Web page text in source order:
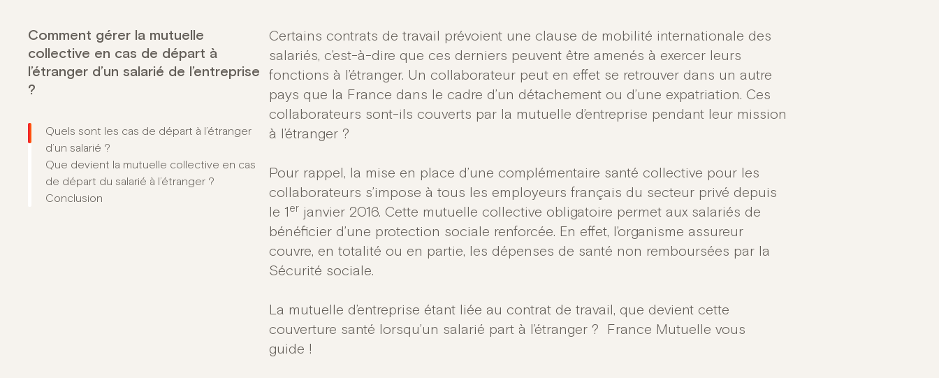
Comment gérer la mutuelle
collective en cas de départ à
l’étranger d’un salarié de l’entreprise
?
Quels sont les cas de départ à l’étranger
d’un salarié ?
Que devient la mutuelle collective en cas
de départ du salarié à l’étranger ?
Conclusion
Certains contrats de travail prévoient une clause de mobilité internationale des
salariés, c’est-à-dire que ces derniers peuvent être amenés à exercer leurs
fonctions à l’étranger. Un collaborateur peut en effet se retrouver dans un autre
pays que la France dans le cadre d’un détachement ou d’une expatriation. Ces
collaborateurs sont-ils couverts par la mutuelle d’entreprise pendant leur mission
à l’étranger ?
Pour rappel, la mise en place d’une complémentaire santé collective pour les
collaborateurs s’impose à tous les employeurs français du secteur privé depuis
le 1 er janvier 2016. Cette mutuelle collective obligatoire permet aux salariés de
bénéficier d’une protection sociale renforcée. En effet, l’organisme assureur
couvre, en totalité ou en partie, les dépenses de santé non remboursées par la
Sécurité sociale.
La mutuelle d’entreprise étant liée au contrat de travail, que devient cette
couverture santé lorsqu’un salarié part à l’étranger ? France Mutuelle vous
guide !